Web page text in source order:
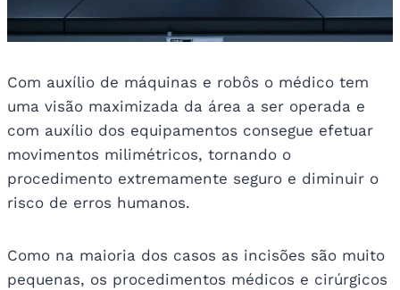
Com auxílio de máquinas e robôs o médico tem
uma visão maximizada da área a ser operada e
com auxílio dos equipamentos consegue efetuar
movimentos milimétricos, tornando o
procedimento extremamente seguro e diminuir o
risco de erros humanos.
Como na maioria dos casos as incisões são muito
pequenas, os procedimentos médicos e cirúrgicos